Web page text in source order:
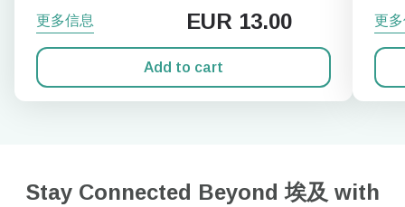
更多信息 EUR 13.00
Add to cart
更
Stay Connected Beyond 埃及 with